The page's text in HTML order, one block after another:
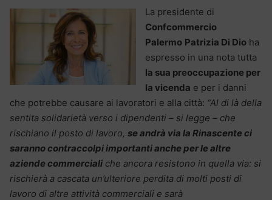
La presidente di
Confcommercio
Palermo Patrizia Di Dio ha
espresso in una nota tutta
la sua preoccupazione per
la vicenda e per i danni
che potrebbe causare ai lavoratori e alla città: “Al di là della
sentita solidarietà verso i dipendenti – si legge – che
rischiano il posto di lavoro, se andrà via la Rinascente ci
saranno contraccolpi importanti anche per le altre
aziende commerciali che ancora resistono in quella via: si
rischierà a cascata un’ulteriore perdita di molti posti di
lavoro di altre attività commerciali e sarà